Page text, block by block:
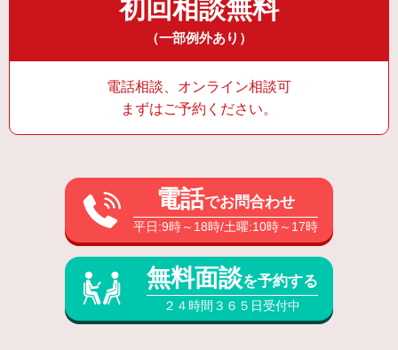
初回相談無料
（一部例外あり）
電話相談、オンライン相談可
まずはご予約ください。
電話でお問合わせ
平日:9時～18時/土曜:10時～17時
無料面談を予約する
２４時間３６５日受付中